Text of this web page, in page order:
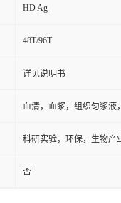
HD Ag
48T/96T
详见说明书
血清，血浆，组织匀浆液
科研实验，环保，生物产
否